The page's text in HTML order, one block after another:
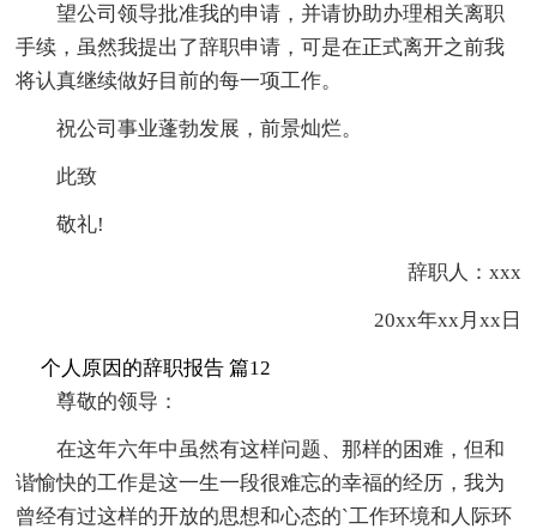
望公司领导批准我的申请，并请协助办理相关离职
手续，虽然我提出了辞职申请，可是在正式离开之前我
将认真继续做好目前的每一项工作。
祝公司事业蓬勃发展，前景灿烂。
此致
敬礼!
辞职人：xxx
20xx年xx月xx日
个人原因的辞职报告 篇12
尊敬的领导：
在这年六年中虽然有这样问题、那样的困难，但和
谐愉快的工作是这一生一段很难忘的幸福的经历，我为
曾经有过这样的开放的思想和心态的`工作环境和人际环